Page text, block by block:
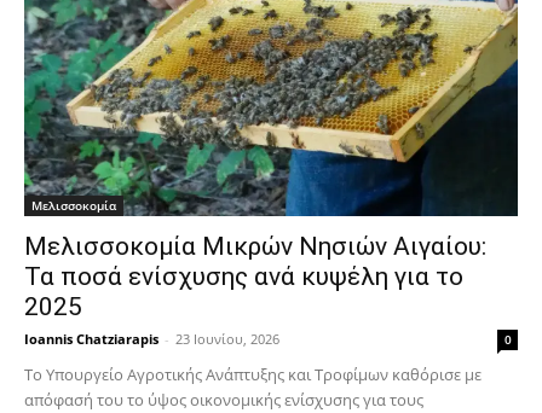
Μελισσοκομία
Μελισσοκομία Μικρών Νησιών Αιγαίου:
Τα ποσά ενίσχυσης ανά κυψέλη για το
2025
Ioannis Chatziarapis - 23 Ιουνίου, 2026 0
Το Υπουργείο Αγροτικής Ανάπτυξης και Τροφίμων καθόρισε με
απόφασή του το ύψος οικονομικής ενίσχυσης για τους